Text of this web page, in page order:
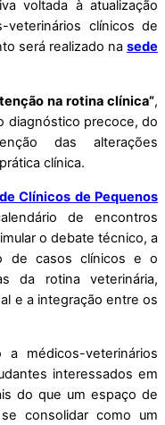
voltada à atualização
clínicos de
será realizado na sede
na rotina clínica”,
diagnóstico precoce, do
das alterações
clínica.
Clínicos de Pequenos
de encontros
o debate técnico, a
de casos clínicos e o
da rotina veterinária,
e a integração entre os
a médicos-veterinários
interessados em
do que um espaço de
consolidar como um